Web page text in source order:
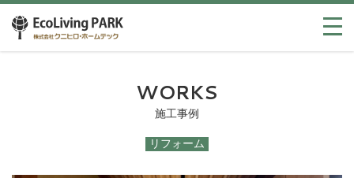
WORKS
施工事例
リフォーム